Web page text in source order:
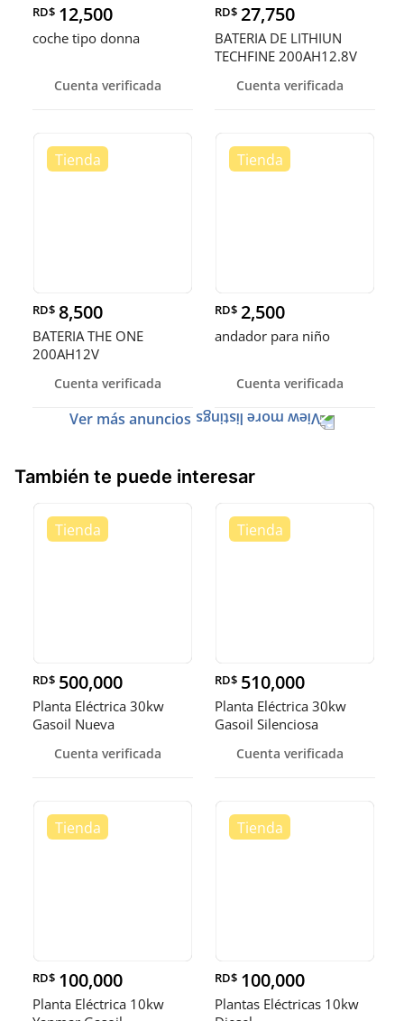
RD$ 12,500
coche tipo donna
Cuenta verificada
RD$ 27,750
BATERIA DE LITHIUN
TECHFINE 200AH12.8V
Cuenta verificada
RD$ 8,500
BATERIA THE ONE
200AH12V
Cuenta verificada
RD$ 2,500
andador para niño
Cuenta verificada
Ver más anuncios
También te puede interesar
RD$ 500,000
Planta Eléctrica 30kw
Gasoil Nueva
Cuenta verificada
RD$ 510,000
Planta Eléctrica 30kw
Gasoil Silenciosa
Cuenta verificada
RD$ 100,000
Planta Eléctrica 10kw
RD$ 100,000
Plantas Eléctricas 10kw